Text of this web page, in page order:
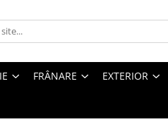
FRÂNARE EXTERIOR